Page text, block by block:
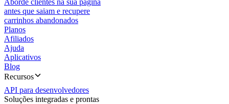
Aborde clientes na sua página
antes que saiam e recupere
carrinhos abandonados
Planos
Afiliados
Ajuda
Aplicativos
Blog
Recursos
API para desenvolvedores
Soluções integradas e prontas